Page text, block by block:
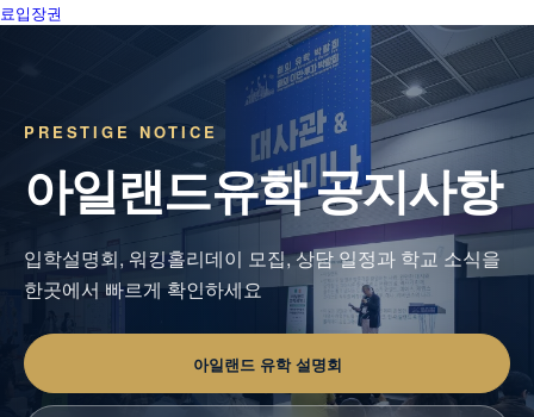
료입장권
PRESTIGE NOTICE
아일랜드유학 공지사항
입학설명회, 워킹홀리데이 모집, 상담 일정과 학교 소식을
한곳에서 빠르게 확인하세요
아일랜드 유학 설명회